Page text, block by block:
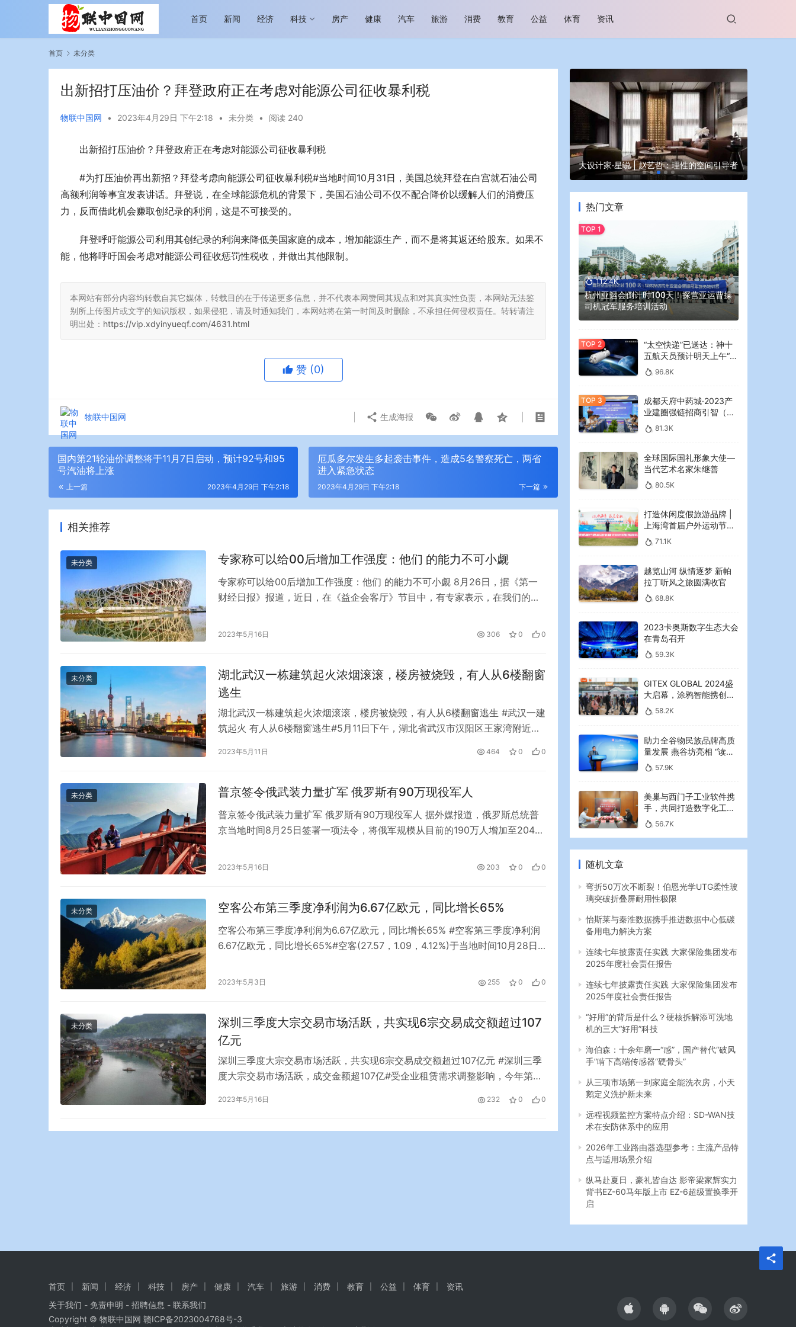
首页 新闻 经济 科技 房产 健康 汽车 旅游 消费 教育 公益 体育 资讯
首页 未分类
出新招打压油价？拜登政府正在考虑对能源公司征收暴利税
物联中国网 • 2023年4月29日 下午2:18 • 未分类 • 阅读 240
出新招打压油价？拜登政府正在考虑对能源公司征收暴利税
#为打压油价再出新招？拜登考虑向能源公司征收暴利税#当地时间10月31日，美国总统拜登在白宫就石油公司
高额利润等事宜发表讲话。拜登说，在全球能源危机的背景下，美国石油公司不仅不配合降价以缓解人们的消费压
力，反而借此机会赚取创纪录的利润，这是不可接受的。
拜登呼吁能源公司利用其创纪录的利润来降低美国家庭的成本，增加能源生产，而不是将其返还给股东。如果不
能，他将呼吁国会考虑对能源公司征收惩罚性税收，并做出其他限制。
本网站有部分内容均转载自其它媒体，转载目的在于传递更多信息，并不代表本网赞同其观点和对其真实性负责，本网站无法鉴
别所上传图片或文字的知识版权，如果侵犯，请及时通知我们，本网站将在第一时间及时删除，不承担任何侵权责任。转转请注
明出处： https://vip.xdyinyueqf.com/4631.html
赞 (0)
物联中国网 生成海报
国内第21轮油价调整将于11月7日启动，预计92号和95
号汽油将上涨
上一篇 2023年4月29日 下午2:18
厄瓜多尔发生多起袭击事件，造成5名警察死亡，两省
进入紧急状态
下一篇
2023年4月29日 下午2:18
相关推荐
未分类 专家称可以给00后增加工作强度：他们 的能力不可小觑
专家称可以给00后增加工作强度：他们 的能力不可小觑 8月26日，据《第一
财经日报》报道，近日，在《益企会客厅》节目中，有专家表示，在我们的工
备一个很好的素质的人。 专家说：“我举个例子，就是00后和95后，他们获取
2023年5月16日 306 0 0
未分类
湖北武汉一栋建筑起火浓烟滚滚，楼房被烧毁，有人从6楼翻窗
逃生
湖北武汉一栋建筑起火浓烟滚滚，楼房被烧毁，有人从6楼翻窗逃生 #武汉一建
筑起火 有人从6楼翻窗逃生#5月11日下午，湖北省武汉市汉阳区王家湾附近一
烟滚滚，火焰冲天，有居民哭喊着逃生，有市民甚至来不及穿鞋，只好赤脚逃
下逃生。…
2023年5月11日 464 0 0
未分类 普京签令俄武装力量扩军 俄罗斯有90万现役军人
普京签令俄武装力量扩军 俄罗斯有90万现役军人 据外媒报道，俄罗斯总统普
京当地时间8月25日签署一项法令，将俄军规模从目前的190万人增加至204
增加13万7000名战斗人员，届时俄军战斗人员总数将达到115万人。 外界注意
2023年5月16日 203 0 0
未分类 空客公布第三季度净利润为6.67亿欧元，同比增长65%
空客公布第三季度净利润为6.67亿欧元，同比增长65% #空客第三季度净利润
6.67亿欧元，同比增长65%#空客(27.57，1.09，4.12%)于当地时间10月28日
增长27%；净利润6.67亿欧元，同比增长65%。前三季度总营收381.19亿欧
2023年5月3日 255 0 0
未分类
深圳三季度大宗交易市场活跃，共实现6宗交易成交额超过107
亿元
深圳三季度大宗交易市场活跃，共实现6宗交易成交额超过107亿元 #深圳三季
度大宗交易市场活跃，成交金额超107亿#受企业租赁需求调整影响，今年第三
季度深圳房地产市场回顾与展望》报告显示，到第三季度末，深圳净吸纳量环
2023年5月16日 232 0 0
越览山河 纵情逐梦 新帕拉丁听风之旅即日
今年旅游市场进入恢复发展快车道 向“新”而
大设计家·星说 | 赵艺哲：理性的空间引导者
热门文章
112.4K
杭州亚运会倒计时100天！探营亚运曹操
司机冠军服务培训活动
“太空快递”已送达：神十
五航天员预计明天上午“拆
快递”96.8K
成都天府中药城·2023产
业建圈强链招商引智（大
湾区）专场推介会在广州
举行
81.3K
全球国际国礼形象大使—
当代艺术名家朱继善
80.5K
打造休闲度假旅游品牌 |
上海湾首届户外运动节暨
2023年海湾红叶节启幕
71.1K
越览山河 纵情逐梦 新帕
拉丁听风之旅圆满收官
68.8K
2023卡奥斯数字生态大会
在青岛召开
59.3K
GITEX GLOBAL 2024盛
大启幕，涂鸦智能携创新
AI解决方案引领中东可持
续未来
58.2K
助力全谷物民族品牌高质
量发展 燕谷坊亮相 “读懂
中国”国际会议
57.9K
美巢与西门子工业软件携
手，共同打造数字化工业
新篇章
56.7K
随机文章
弯折50万次不断裂！伯恩光学UTG柔性玻
璃突破折叠屏耐用性极限
怡斯莱与秦淮数据携手推进数据中心低碳
备用电力解决方案
连续七年披露责任实践 大家保险集团发布
2025年度社会责任报告
连续七年披露责任实践 大家保险集团发布
2025年度社会责任报告
“好用”的背后是什么？硬核拆解添可洗地
机的三大“好用”科技
海伯森：十余年磨一“感”，国产替代“破风
手”啃下高端传感器“硬骨头”
从三项市场第一到家庭全能洗衣房，小天
鹅定义洗护新未来
远程视频监控方案特点介绍：SD-WAN技
术在安防体系中的应用
2026年工业路由器选型参考：主流产品特
点与适用场景介绍
纵马赴夏日，豪礼皆自达 影帝梁家辉实力
背书EZ-60马年版上市 EZ-6超级置换季开
启
首页 新闻 经济 科技 房产 健康 汽车 旅游 消费 教育 公益 体育
资讯
关于我们 - 免责申明 - 招聘信息 - 联系我们
Copyright © 物联中国网 赣ICP备2023004768号-3